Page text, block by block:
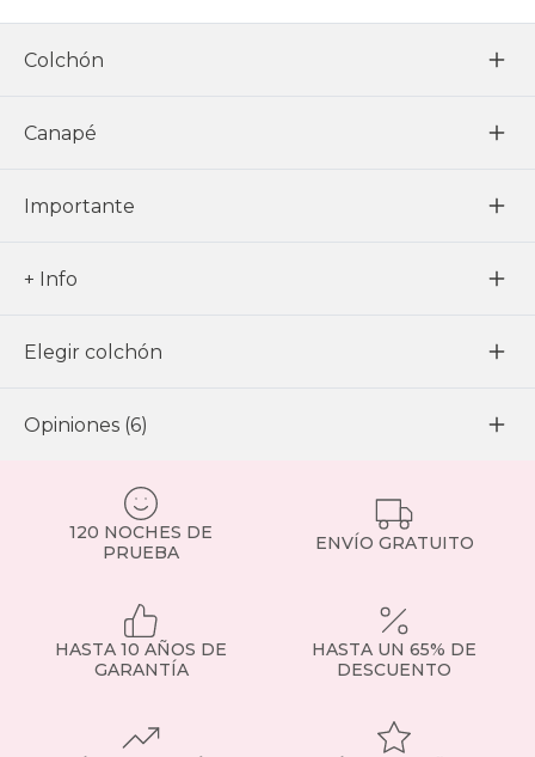
Colchón
Canapé
Importante
+ Info
Elegir colchón
Opiniones (6)
120 NOCHES DE
PRUEBA
ENVÍO GRATUITO
HASTA 10 AÑOS DE
GARANTÍA
HASTA UN 65% DE
DESCUENTO